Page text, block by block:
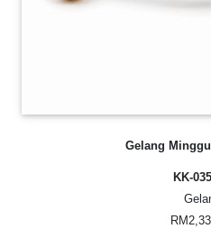
Gelang
KK-